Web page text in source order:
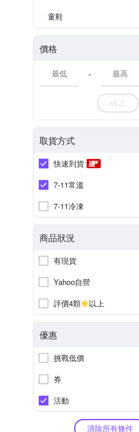
童鞋
價格
-
確定
取貨方式
快速到貨
7-11常溫
7-11冷凍
商品狀況
有現貨
Yahoo自營
評價4顆
以上
優惠
挑戰低價
券
活動
清除所有條件